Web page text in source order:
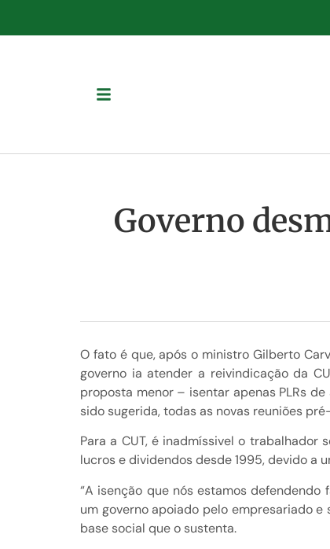
Governo
O fato é que, após o ministro Gilberto
governo ia atender a reivindicação da
proposta menor – isentar apenas PLRs
sido sugerida, todas as novas reuniões
Para a CUT, é inadmíssivel o
lucros e dividendos desde 1995, devido a
“A isenção que nós estamos
um governo apoiado pelo empresariado
base social que o sustenta.